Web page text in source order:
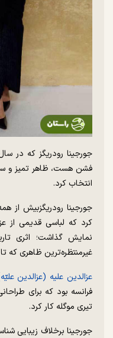
جورجینا رودریگز که در
فشن هست، ظاهر تمیز و
انتخاب کرد.
جورجینا رودریگزبیش از
نمایش گذاشت؛ اثری
غیرمنتظره‌ترین ظاهری که
عزالدین علیه (عزالدین
فرانسه بود که برای
تیری موگله کار کرد.
جورجینا برخلاف زیبایی